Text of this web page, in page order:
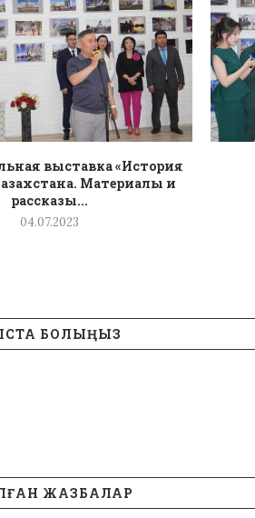
выставка «История
Материалы и
рассказы...
04.07.2023
БОЛЫҢЫЗ
ЖАЗБАЛАР